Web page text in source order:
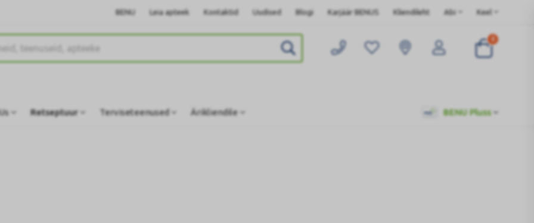
BENU Leia apteek Kontaktid Uudised Blogi Karjäär BENUS Kliendileht Abi Keel
Retseptuur Terviseteenused Ärikliendile BENU Pluss